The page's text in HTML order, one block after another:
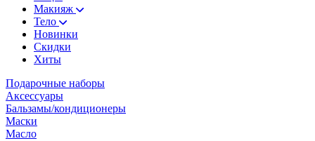
Макияж
Тело
Новинки
Скидки
Хиты
Подарочные наборы
Аксессуары
Бальзамы/кондиционеры
Маски
Масло